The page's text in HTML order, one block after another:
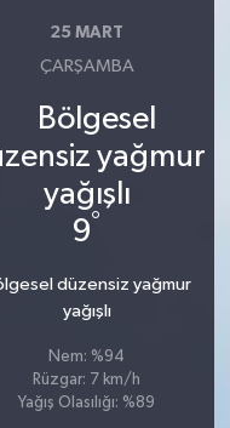
25 MART
ÇARŞAMBA
9°
düzensiz yağmur
yağışlı
Nem: %94
Rüzgar: 7 km/h
Yağış Olasılığı: %89